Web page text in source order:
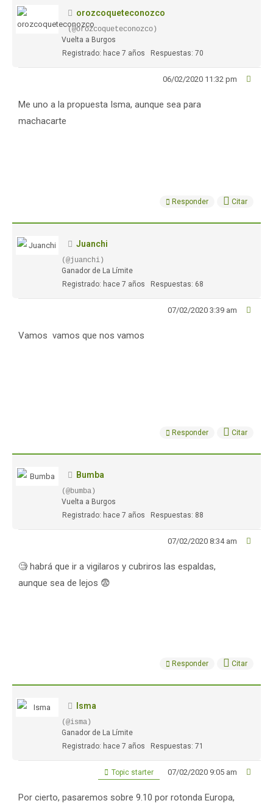
orozcoqueteconozco
(@orozcoqueteconozco)
Vuelta a Burgos
Registrado: hace 7 años
Respuestas: 70
06/02/2020 11:32 pm
Me uno a la propuesta Isma, aunque sea para
machacarte
Responder Citar
Juanchi
(@juanchi)
Ganador de La Límite
Registrado: hace 7 años
Respuestas: 68
07/02/2020 3:39 am
Vamos vamos que nos vamos
Responder Citar
Bumba
(@bumba)
Vuelta a Burgos
Registrado: hace 7 años
Respuestas: 88
07/02/2020 8:34 am
🧐 habrá que ir a vigilaros y cubriros las espaldas,
aunque sea de lejos 😨
Responder Citar
Isma
(@isma)
Ganador de La Límite
Registrado: hace 7 años
Respuestas: 71
Topic starter 07/02/2020 9:05 am
Por cierto, pasaremos sobre 9.10 por rotonda Europa,